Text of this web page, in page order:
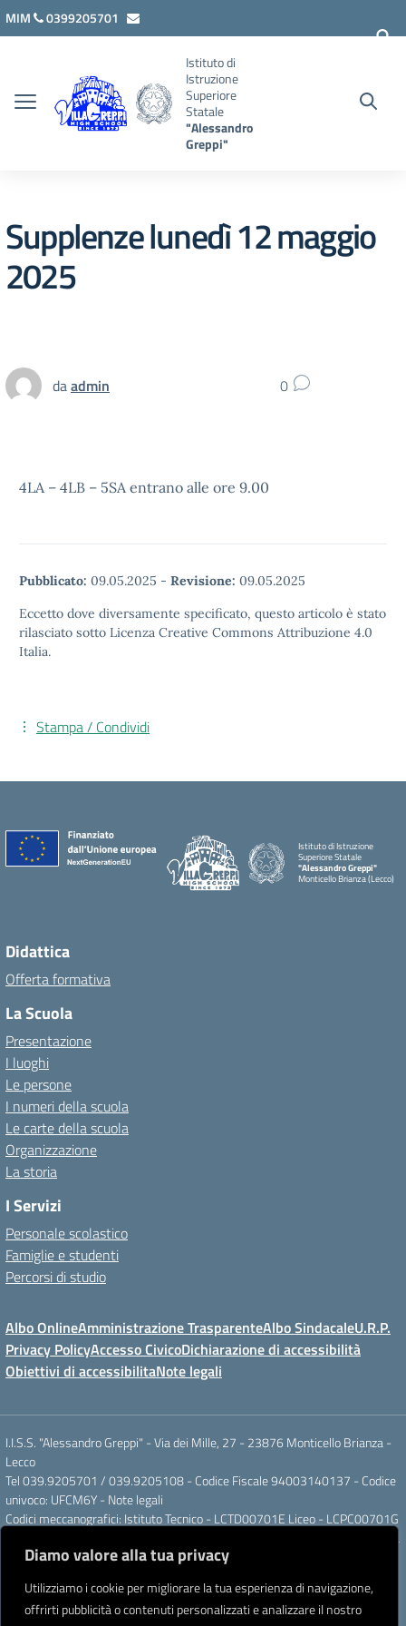
Diamo valore alla tua privacy
Utilizziamo i cookie per migliorare la tua esperienza di navigazione,
offrirti pubblicità o contenuti personalizzati e analizzare il nostro
Vai ai contenuti
Vai al menu di navigazione
Vai al footer
MIM
0399205701
Istituto di
Istruzione
Superiore
Statale
"Alessandro
Greppi"
Supplenze lunedì 12 maggio
2025
daadmin 0
4LA – 4LB – 5SA entrano alle ore 9.00
Pubblicato: 09.05.2025 - Revisione: 09.05.2025
Eccetto dove diversamente specificato, questo articolo è stato
rilasciato sotto Licenza Creative Commons Attribuzione 4.0
Italia.
Stampa / Condividi
Istituto di Istruzione
Superiore Statale
"Alessandro Greppi"
Monticello Brianza (Lecco)
Didattica
Offerta formativa
La Scuola
Presentazione
I luoghi
Le persone
I numeri della scuola
Le carte della scuola
Organizzazione
La storia
I Servizi
Personale scolastico
Famiglie e studenti
Percorsi di studio
Albo OnlineAmministrazione TrasparenteAlbo SindacaleU.R.P.
Privacy PolicyAccesso CivicoDichiarazione di accessibilità
Obiettivi di accessibilitaNote legali
I.I.S.S. "Alessandro Greppi" - Via dei Mille, 27 - 23876 Monticello Brianza -
Lecco
Tel 039.9205701 / 039.9205108 - Codice Fiscale 94003140137 - Codice
univoco: UFCM6Y - Note legali
Codici meccanografici: Istituto Tecnico - LCTD00701E Liceo - LCPC00701G
Posta elettronica ordinaria: LCIS007008@ISTRUZIONE.IT Posta elettronica
certificata: LCIS007008@PEC.ISTRUZIONE.IT
Intestato a: Istituto di Istruzione Secondaria Superiore A. Greppi
Partner tecnologicoCreative Software Lab S.r.l.